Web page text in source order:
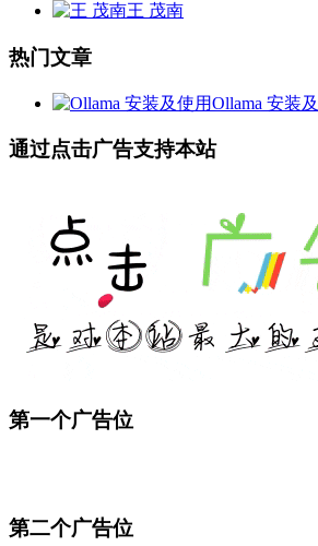
王 茂南
热门文章
Ollama 安装
通过点击广告支持本站
第一个广告位
第二个广告位